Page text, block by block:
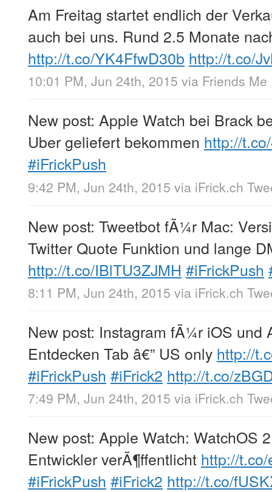
Am Freitag startet endlich der
auch bei uns. Rund 2.5 Monate
http://t.co/YK4FfwD30b http://t.co/
10:01 PM, Jun 24th, 2015 via Friends Me
New post: Apple Watch bei Brack
Uber geliefert bekommen http://
#iFrickPush
9:42 PM, Jun 24th, 2015 via iFrick.ch
New post: Tweetbot fÃ¼r Mac:
Twitter Quote Funktion und lange
http://t.co/IBlTU3ZJMH #iFrickPush
8:11 PM, Jun 24th, 2015 via iFrick.ch
New post: Instagram fÃ¼r iOS und
Entdecken Tab â€” US only http://
#iFrickPush #iFrick2 http://t.co/
7:49 PM, Jun 24th, 2015 via iFrick.ch
New post: Apple Watch: WatchOS
Entwickler verÃ¶ffentlicht http://
#iFrickPush #iFrick2 http://t.co/